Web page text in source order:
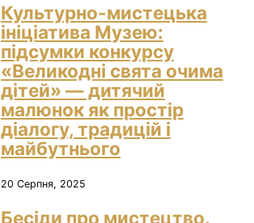
Культурно-мистецька
ініціатива Музею:
підсумки конкурсу
«Великодні свята очима
дітей» — дитячий
малюнок як простір
діалогу, традицій і
майбутнього
20 Серпня, 2025
Бесіди про мистецтво.